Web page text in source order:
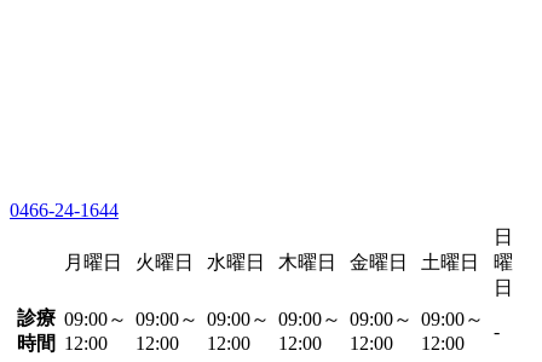
0466-24-1644
月曜日 火曜日 水曜日 木曜日 金曜日 土曜日
日
曜
日
診療
時間
09:00～
12:00
09:00～
12:00
09:00～
12:00
09:00～
12:00
09:00～
12:00
09:00～
12:00
-